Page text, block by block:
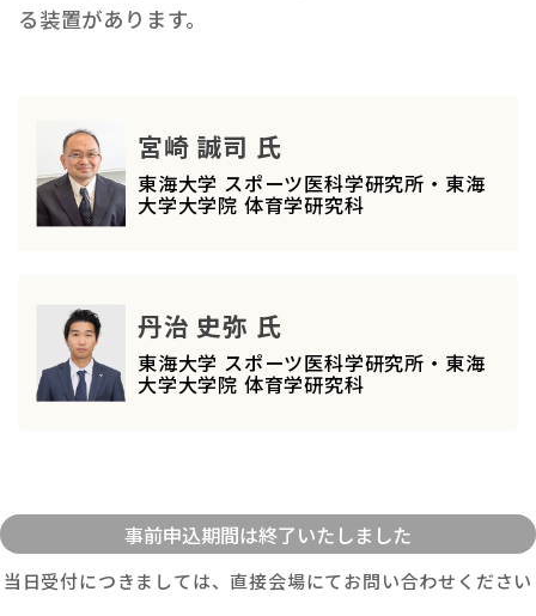
る装置があります。
宮崎 誠司 氏
東海大学 スポーツ医科学研究所・東海
大学大学院 体育学研究科
丹治 史弥 氏
東海大学 スポーツ医科学研究所・東海
大学大学院 体育学研究科
当日受付につきましては、直接会場にてお問い合わせください